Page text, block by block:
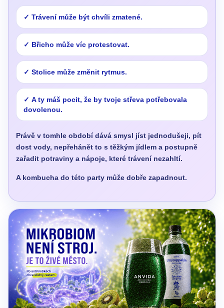
Trávení může být chvíli zmatené.
Břicho může víc protestovat.
Stolice může změnit rytmus.
A ty máš pocit, že by tvoje střeva potřebovala
dovolenou.
Právě v tomhle období dává smysl jíst jednodušeji, pít
dost vody, nepřehánět to s těžkým jídlem a postupně
zařadit potraviny a nápoje, které trávení nezahltí.
A kombucha do této party může dobře zapadnout.